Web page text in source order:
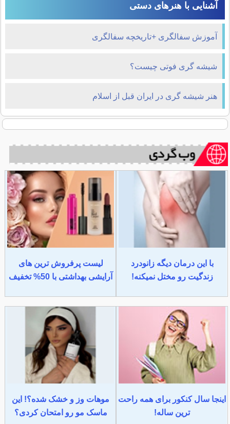
آشنایی با هنرهای دستی
آموزش سفالگری +تاریخچه سفالگری
شیشه گری فوتی چیست؟
هنر شیشه گری در ایران قبل از اسلام
با این درمان دیگه زانودرد
زندگیت رو مختل نمیکنه!
لیست پرفروش ترین های
آرایشی بهداشتی با 50% تخفیف
اینجا سال کنکور برای همه راحت
ترین ساله!
موهات وز و خشک شده؟! این
ماسک مو رو امتحان کردی؟